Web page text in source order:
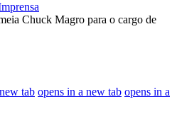
Chuck Magro para o cargo de
tab opens in a new tab opens in a